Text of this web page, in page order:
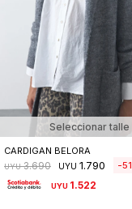
Seleccionar talle
CARDIGAN BELORA
UYU 3.690 UYU 1.790 51
UYU 1.522